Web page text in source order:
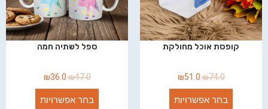
קופסת אוכל מחולקת
₪74.0
₪51.0
בחר אפשרויות
ספל לשתיה חמה
₪47.0
₪36.0
בחר אפשרויות